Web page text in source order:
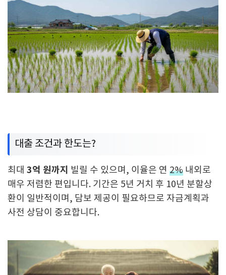
대출 조건과 한도는?
최대 3억 원까지 빌릴 수 있으며, 이율은 연 2% 내외로
매우 저렴한 편입니다. 기간은 5년 거치 후 10년 분할상
환이 일반적이며, 담보 제공이 필요하므로 자금계획과
사전 상담이 중요합니다.